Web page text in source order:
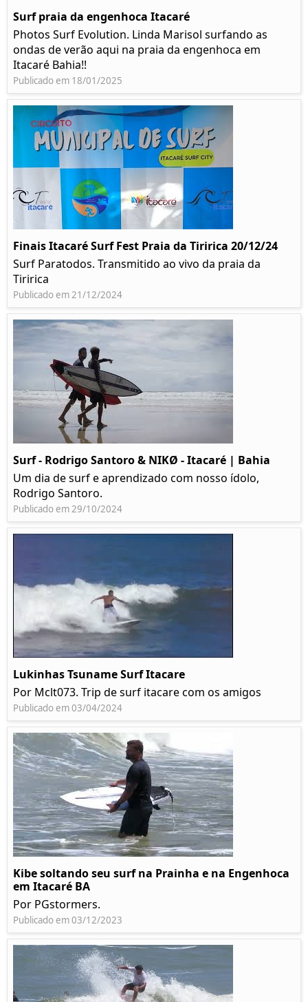
Surf praia da engenhoca Itacaré
Photos Surf Evolution. Linda Marisol surfando as
ondas de verão aqui na praia da engenhoca em
Itacaré Bahia!!
Publicado em 18/01/2025
Finais Itacaré Surf Fest Praia da Tiririca 20/12/24
Surf Paratodos. Transmitido ao vivo da praia da
Tiririca
Publicado em 21/12/2024
Surf - Rodrigo Santoro & NIKØ - Itacaré | Bahia
Um dia de surf e aprendizado com nosso ídolo,
Rodrigo Santoro.
Publicado em 29/10/2024
Lukinhas Tsuname Surf Itacare
Por Mclt073. Trip de surf itacare com os amigos
Publicado em 03/04/2024
Kibe soltando seu surf na Prainha e na Engenhoca
em Itacaré BA
Por PGstormers.
Publicado em 03/12/2023